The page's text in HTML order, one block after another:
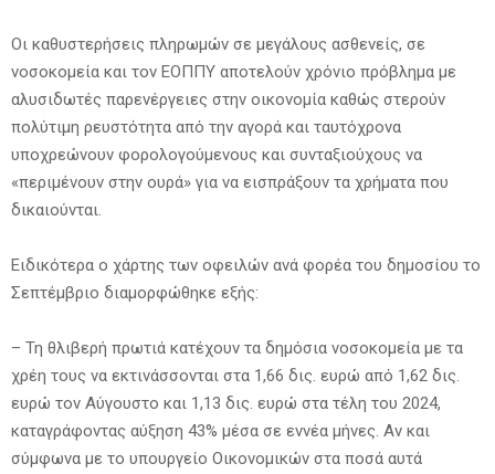
Οι καθυστερήσεις πληρωμών σε μεγάλους ασθενείς, σε
νοσοκομεία και τον ΕΟΠΠΥ αποτελούν χρόνιο πρόβλημα με
αλυσιδωτές παρενέργειες στην οικονομία καθώς στερούν
πολύτιμη ρευστότητα από την αγορά και ταυτόχρονα
υποχρεώνουν φορολογούμενους και συνταξιούχους να
«περιμένουν στην ουρά» για να εισπράξουν τα χρήματα που
δικαιούνται.
Ειδικότερα ο χάρτης των οφειλών ανά φορέα του δημοσίου το
Σεπτέμβριο διαμορφώθηκε εξής:
– Τη θλιβερή πρωτιά κατέχουν τα δημόσια νοσοκομεία με τα
χρέη τους να εκτινάσσονται στα 1,66 δις. ευρώ από 1,62 δις.
ευρώ τον Αύγουστο και 1,13 δις. ευρώ στα τέλη του 2024,
καταγράφοντας αύξηση 43% μέσα σε εννέα μήνες. Αν και
σύμφωνα με το υπουργείο Οικονομικών στα ποσά αυτά